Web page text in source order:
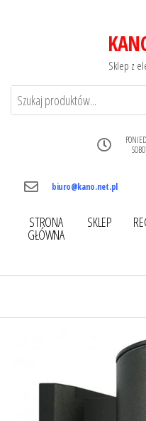
Sklep z
biuro@kano.net.pl
STRONA
GŁÓWNA
SKLEP